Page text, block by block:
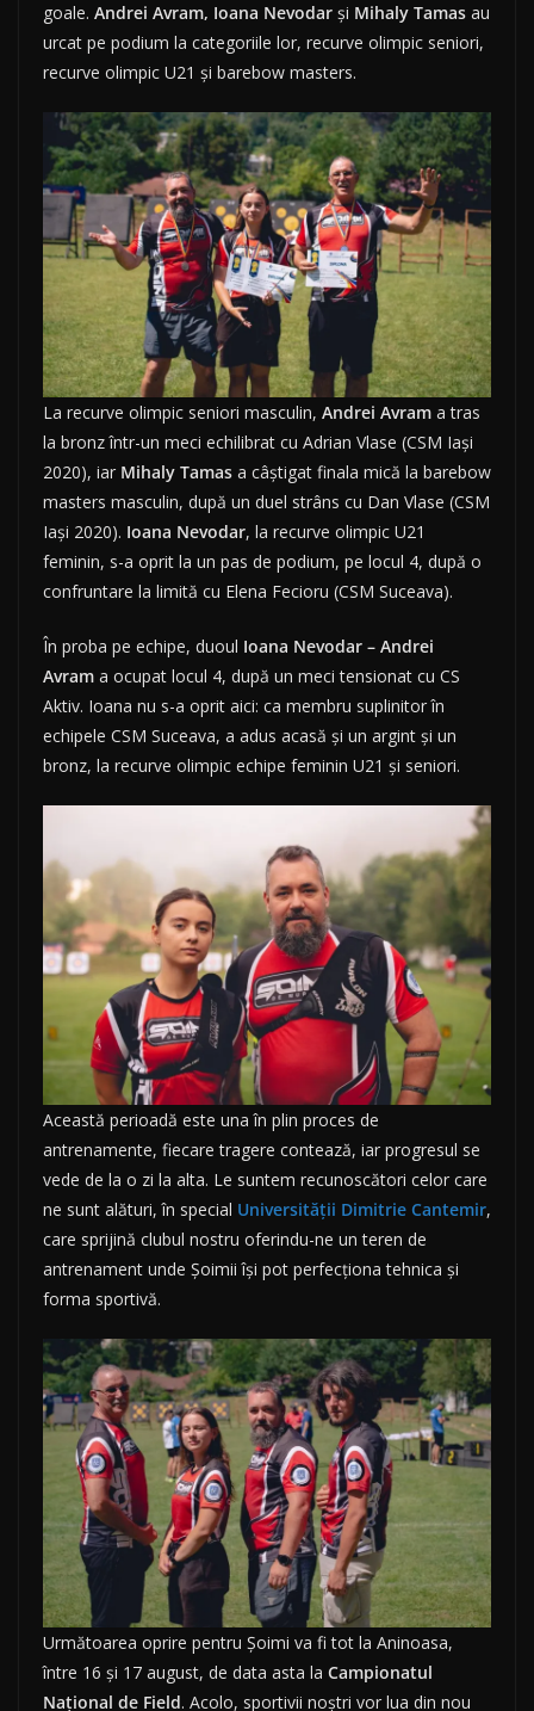
goale. Andrei Avram, Ioana Nevodar și Mihaly Tamas au
urcat pe podium la categoriile lor, recurve olimpic seniori,
recurve olimpic U21 și barebow masters.
La recurve olimpic seniori masculin, Andrei Avram a tras
la bronz într-un meci echilibrat cu Adrian Vlase (CSM Iași
2020), iar Mihaly Tamas a câștigat finala mică la barebow
masters masculin, după un duel strâns cu Dan Vlase (CSM
Iași 2020). Ioana Nevodar, la recurve olimpic U21
feminin, s-a oprit la un pas de podium, pe locul 4, după o
confruntare la limită cu Elena Fecioru (CSM Suceava).
În proba pe echipe, duoul Ioana Nevodar – Andrei
Avram a ocupat locul 4, după un meci tensionat cu CS
Aktiv. Ioana nu s-a oprit aici: ca membru suplinitor în
echipele CSM Suceava, a adus acasă și un argint și un
bronz, la recurve olimpic echipe feminin U21 și seniori.
Această perioadă este una în plin proces de
antrenamente, fiecare tragere contează, iar progresul se
vede de la o zi la alta. Le suntem recunoscători celor care
ne sunt alături, în special Universității Dimitrie Cantemir,
care sprijină clubul nostru oferindu-ne un teren de
antrenament unde Șoimii își pot perfecționa tehnica și
forma sportivă.
Următoarea oprire pentru Șoimi va fi tot la Aninoasa,
între 16 și 17 august, de data asta la Campionatul
Național de Field. Acolo, sportivii noștri vor lua din nou